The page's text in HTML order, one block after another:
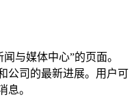
与媒体中心”的页面。
公司的最新进展。用户可
息。